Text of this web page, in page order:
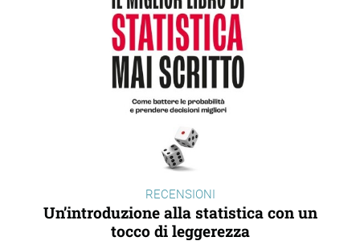
RECENSIONI
Un’introduzione alla statistica con un
tocco di leggerezza